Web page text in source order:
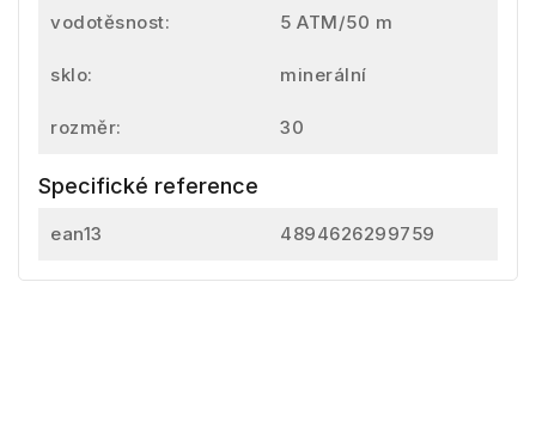
vodotěsnost: 5 ATM/50 m
sklo: minerální
rozměr: 30
Specifické reference
ean13 4894626299759